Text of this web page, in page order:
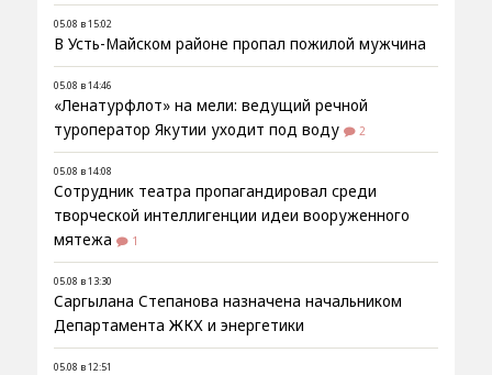
05.08 в 15:02
В Усть-Майском районе пропал пожилой мужчина
05.08 в 14:46
«Ленатурфлот» на мели: ведущий речной
туроператор Якутии уходит под воду
2
05.08 в 14:08
Сотрудник театра пропагандировал среди
творческой интеллигенции идеи вооруженного
мятежа
1
05.08 в 13:30
Саргылана Степанова назначена начальником
Департамента ЖКХ и энергетики
05.08 в 12:51